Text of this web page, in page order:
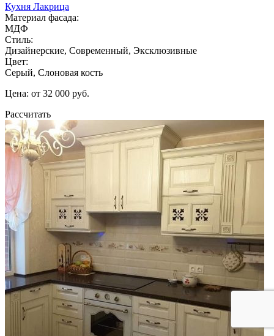
Кухня Лакрица
Материал фасада:
МДФ
Стиль:
Дизайнерские, Современный, Эксклюзивные
Цвет:
Серый, Слоновая кость
Цена: от 32 000 руб.
Рассчитать